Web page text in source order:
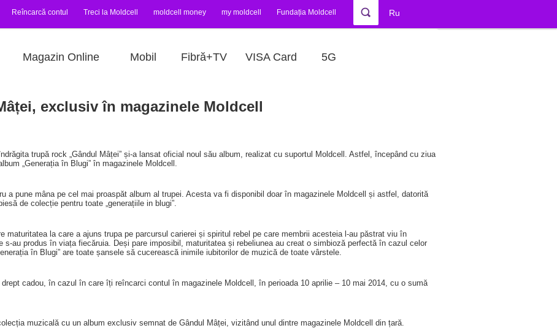
Reîncarcă contul Treci la Moldcell moldcell money my moldcell Fundația Moldcell Ru
Magazin Online Mobil Fibră+TV VISA Card 5G
exclusiv în magazinele Moldcell
trupă rock „Gândul Mâței” și-a lansat oficial noul său album, realizat cu suportul Moldcell. Astfel, începând cu ziua
„Generația în Blugi” în magazinele Moldcell.
a pune mâna pe cel mai proaspăt album al trupei. Acesta va fi disponibil doar în magazinele Moldcell și astfel, datorită
de colecție pentru toate „generațiile in blugi”.
maturitatea la care a ajuns trupa pe parcursul carierei și spiritul rebel pe care membrii acesteia l-au păstrat viu în
s-au produs în viața fiecăruia. Deși pare imposibil, maturitatea și rebeliunea au creat o simbioză perfectă în cazul celor
în Blugi” are toate șansele să cucerească inimile iubitorilor de muzică de toate vârstele.
cadou, în cazul în care îți reîncarci contul în magazinele Moldcell, în perioada 10 aprilie – 10 mai 2014, cu o sumă
muzicală cu un album exclusiv semnat de Gândul Mâței, vizitând unul dintre magazinele Moldcell din țară.